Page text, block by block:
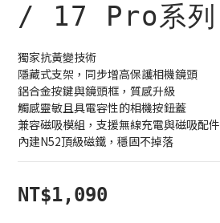
/ 17 Pro系列
獨家抗黃變技術︎
隱藏式支架，同步增高保護相機鏡頭︎
鋁合金按鍵與鏡頭框，質感升級︎
觸感靈敏且具電容性的相機按鈕蓋
兼容磁吸模組，支援無線充電與磁吸配件
內建N52頂級磁鐵，穩固不掉落
NT$1,090